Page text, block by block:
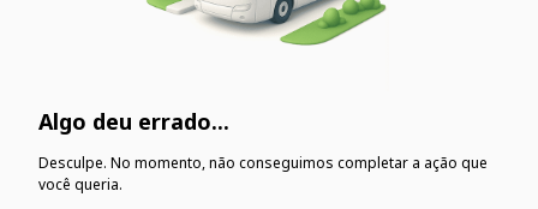
Algo deu errado...
Desculpe. No momento, não conseguimos completar a ação que
você queria.